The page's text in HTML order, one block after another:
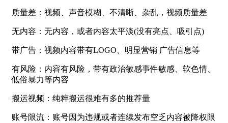
质量差：视频、声音模糊、不清晰、杂乱，视频质量差
无内容：无内容，或者内容太平淡(没有亮点、吸引点)
带广告：视频内容带有LOGO、明显营销 广告信息等
有风险：内容有风险，带有政治敏感事件敏感、软色情、
低俗暴力等内容
搬运视频：纯粹搬运很难有多的推荐量
账号限流：账号因为违规或者连续发布空乏内容被降权限